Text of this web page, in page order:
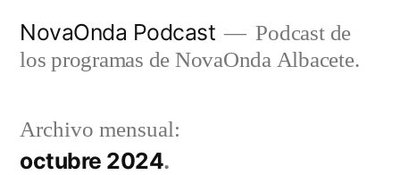
NovaOnda Podcast
Podcast de
los programas de NovaOnda Albacete.
Archivo mensual:
octubre 2024